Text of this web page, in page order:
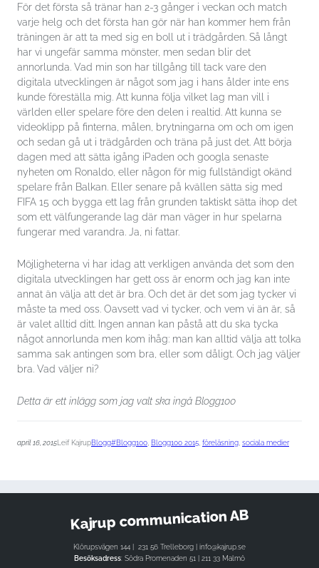
För det första så tränar han 2-3 gånger i veckan och match
varje helg och det första han gör när han kommer hem från
träningen är att ta med sig en boll ut i trädgården. Så långt
har vi ungefär samma mönster, men sedan blir det
annorlunda. Vad min son har tillgång till tack vare den
digitala utvecklingen är något som jag i hans ålder inte ens
kunde föreställa mig. Att kunna följa vilket lag man vill i
världen eller spelare före den delen i realtid. Att kunna se
videoklipp på finterna, målen, brytningarna om och om igen
och sedan gå ut i trädgården och träna på just det. Att börja
dagen med att sätta igång iPaden och googla senaste
nyheten om Ronaldo, eller någon för mig fullständigt okänd
spelare från Balkan. Eller senare på kvällen sätta sig med
FIFA 15 och bygga ett lag från grunden taktiskt sätta ihop det
som ett välfungerande lag där man väger in hur spelarna
fungerar med varandra. Ja, ni fattar.
Möjligheterna vi har idag att verkligen använda det som den
digitala utvecklingen har gett oss är enorm och jag kan inte
annat än välja att det är bra. Och det är det som jag tycker vi
måste ta med oss. Oavsett vad vi tycker, och vem vi än är, så
är valet alltid ditt. Ingen annan kan påstå att du ska tycka
något annorlunda men kom ihåg: man kan alltid välja att tolka
samma sak antingen som bra, eller som dåligt. Och jag väljer
bra. Vad väljer ni?
Detta är ett inlägg som jag valt ska ingå Blogg100
april 16, 2015Leif KajrupBlogg#Blogg100 Blogg100 2015 föreläsning sociala medier
Kajrup communication AB
Klörupsvägen 144 | 231 56 Trelleborg | info@kajrup.se
Besöksadress: Södra Promenaden 51 | 211 33 Malmö
personligt
anpassat innehåll
och erbjudanden.